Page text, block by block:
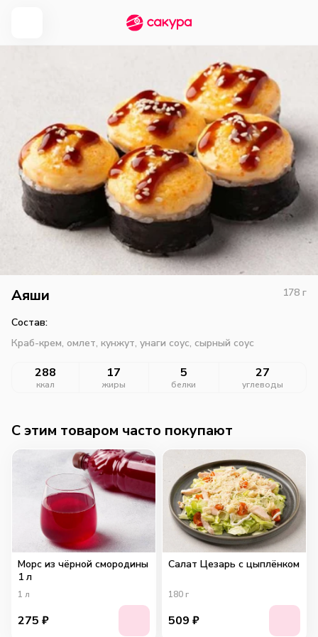
Аяши 178 г
Состав:
Краб-крем, омлет, кунжут, унаги соус, сырный соус
288
ккал
17
жиры
5
белки
27
углеводы
C этим товаром часто покупают
Морс из чёрной смородины
1 л
1 л
275 ₽
Салат Цезарь с цыплёнком
180 г
509 ₽